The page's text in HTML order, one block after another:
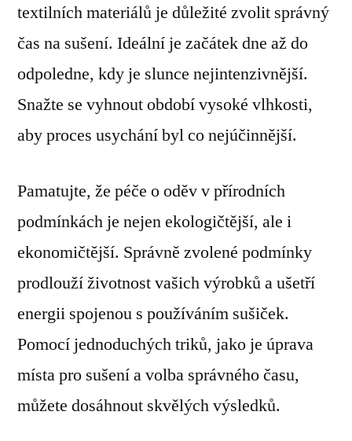
textilních materiálů je důležité zvolit správný
čas na sušení. Ideální je začátek dne až do
odpoledne, kdy je slunce nejintenzivnější.
Snažte se vyhnout období vysoké vlhkosti,
aby proces usychání byl co nejúčinnější.
Pamatujte, že péče o oděv v přírodních
podmínkách je nejen ekologičtější, ale i
ekonomičtější. Správně zvolené podmínky
prodlouží životnost vašich výrobků a ušetří
energii spojenou s používáním sušiček.
Pomocí jednoduchých triků, jako je úprava
místa pro sušení a volba správného času,
můžete dosáhnout skvělých výsledků.